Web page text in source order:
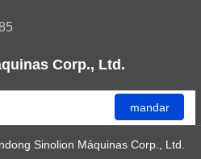
Corp., Ltd.
mandar
Sinolion Máquinas Corp., Ltd.